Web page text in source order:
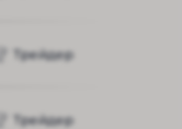
Трейдер
Трейдер